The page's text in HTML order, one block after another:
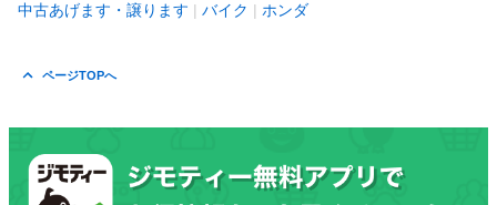
中古あげます・譲ります バイク ホンダ
ページTOPへ